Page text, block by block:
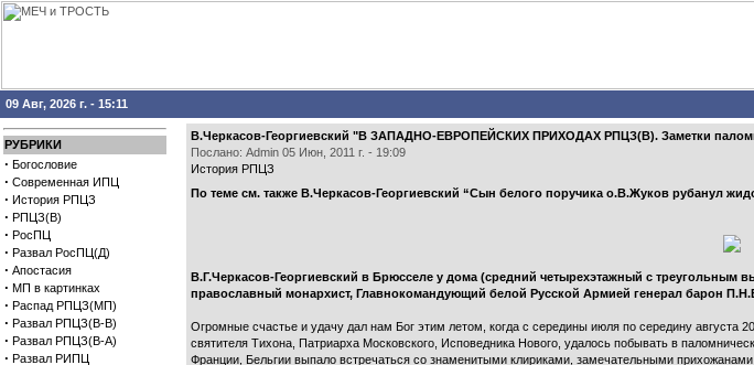
09 Авг, 2026 г. - 15:11
РУБРИКИ
· Богословие
· Современная ИПЦ
· История РПЦЗ
· РПЦЗ(В)
· РосПЦ
· Развал РосПЦ(Д)
· Апостасия
· МП в картинках
· Распад РПЦЗ(МП)
· Развал РПЦЗ(В-В)
· Развал РПЦЗ(В-А)
· Развал РИПЦ
В.Черкасов-Георгиевский "В ЗАПАДНО-ЕВРОПЕЙСКИХ ПРИХОДАХ РПЦЗ(В). Заметки
Послано: Admin 05 Июн, 2011 г. - 19:09
История РПЦЗ
По теме см. также В.Черкасов-Георгиевский “Сын белого поручика о.В.Жуков рубанул
В.Г.Черкасов-Георгиевский в Брюсселе у дома (средний четырехэтажный с треугольным
православный монархист, Главнокомандующий белой Русской Армией генерал барон
Огромные счастье и удачу дал нам Бог этим летом, когда с середины июля по середину
святителя Тихона, Патриарха Московского, Исповедника Нового, удалось побывать в
Франции, Бельгии выпало встречаться со знаменитыми клириками, замечательными